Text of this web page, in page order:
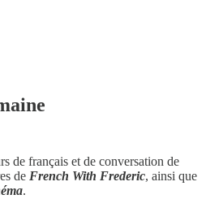
de français et de conversation de
de French With Frederic, ainsi que
.